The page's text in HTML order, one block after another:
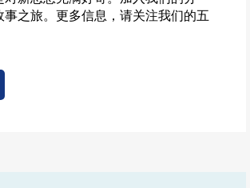
事之旅。更多信息，请关注我们的五